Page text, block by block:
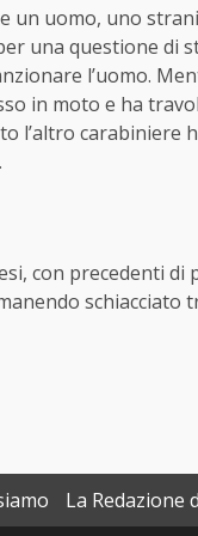
un uomo, uno
una questione di
l’uomo.
in moto e ha
l’altro carabiniere
con precedenti
schiacciato
La Redazione